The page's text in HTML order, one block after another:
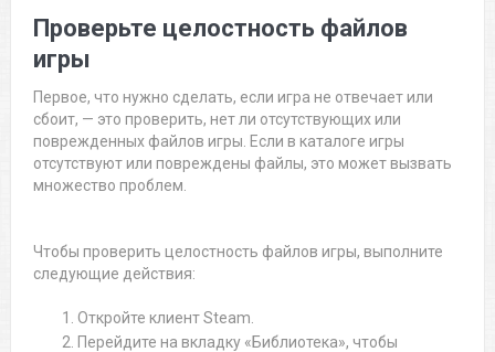
Проверьте целостность файлов
игры
Первое, что нужно сделать, если игра не отвечает или
сбоит, — это проверить, нет ли отсутствующих или
поврежденных файлов игры. Если в каталоге игры
отсутствуют или повреждены файлы, это может вызвать
множество проблем.
Чтобы проверить целостность файлов игры, выполните
следующие действия:
Откройте клиент Steam.
Перейдите на вкладку «Библиотека», чтобы